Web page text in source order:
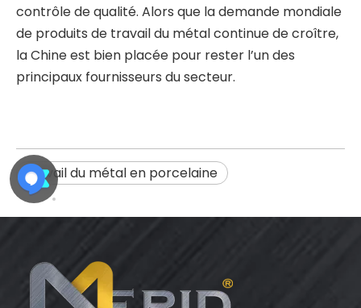
contrôle de qualité. Alors que la demande mondiale
de produits de travail du métal continue de croître,
la Chine est bien placée pour rester l’un des
principaux fournisseurs du secteur.
travail du métal en porcelaine